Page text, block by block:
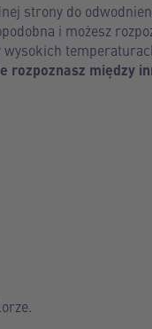
strony do
i możesz
rozpoznasz między